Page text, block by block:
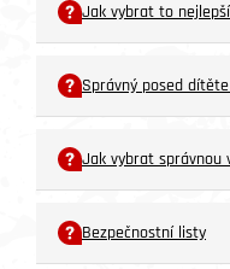
Jak vybrat to
Správný posed
Jak vybrat správnou
Bezpečnostní listy